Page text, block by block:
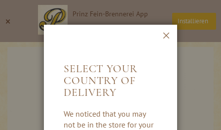
× Prinz Fein-Brennerei App
Installieren
Inhalt
Suche
SELECT YOUR
COUNTRY OF
DELIVERY
We noticed that you may
not be in the store for your